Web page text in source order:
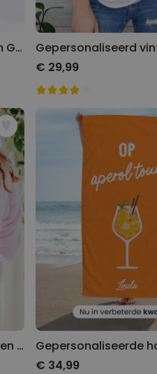
Aperol Spritz Glas met Naam Gegraveerd
€ 29,99
Badjas Bloemen Monogram en Tekst
€ 34,99